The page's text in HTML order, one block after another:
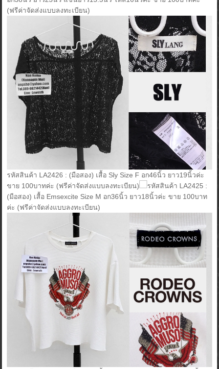
(ฟรีค่าจัดส่งแบบลงทะเบียน)
รหัสสินค้า LA2426 : (มือสอง) เสื้อ Sly Size F อก46นิ้ว ยาว19นิ้วค่ะ
ขาย 100บาทค่ะ (ฟรีค่าจัดส่งแบบลงทะเบียน)
รหัสสินค้า LA2425 :
(มือสอง) เสื้อ Emsexcite Size M อก36นิ้ว ยาว18นิ้วค่ะ ขาย 100บาท
ค่ะ (ฟรีค่าจัดส่งแบบลงทะเบียน)